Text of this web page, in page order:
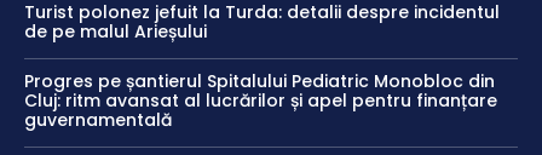
Turist polonez jefuit la Turda: detalii despre incidentul
de pe malul Arieșului
Progres pe șantierul Spitalului Pediatric Monobloc din
Cluj: ritm avansat al lucrărilor și apel pentru finanțare
guvernamentală